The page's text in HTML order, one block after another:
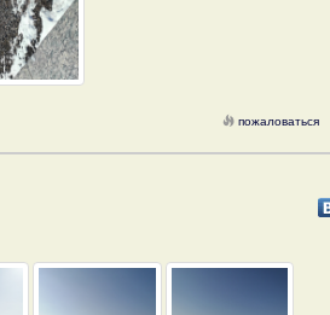
пожаловаться